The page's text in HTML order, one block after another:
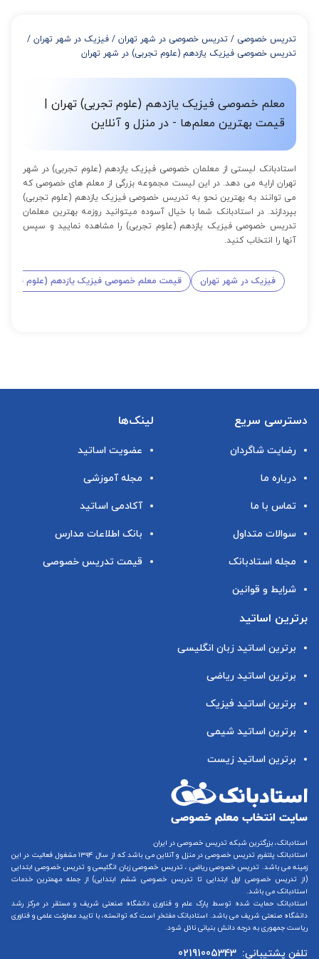
از 12 تا 15 جلسه: 7% تخفیف
از 16 تا 100 جلسه: 9% تخفیف
تدریس خصوصی / تدریس خصوصی در شهر تهران / فیزیک در شهر تهران /
تدریس خصوصی فیزیک یازدهم (علوم تجربی) در شهر تهران
معلم خصوصی فیزیک یازدهم (علوم تجربی) تهران |
قیمت بهترین معلم‌ها - در منزل و آنلاین
استادبانک لیستی از معلمان خصوصی فیزیک یازدهم (علوم تجربی) در شهر
تهران ارایه می دهد. در این لیست مجموعه بزرگی از معلم های خصوصی که
می توانند به بهترین نحو به تدریس خصوصی فیزیک یازدهم (علوم تجربی)
بپردازند. در استادبانک شما با خیال آسوده میتوانید روزمه بهترین معلمان
تدریس خصوصی فیزیک یازدهم (علوم تجربی) را مشاهده نمایید و سپس
آنها را انتخاب کنید.
فیزیک در شهر تهران قیمت معلم خصوصی فیزیک یازدهم (علوم
دسترسی سریع
رضایت شاگردان
درباره ما
تماس با ما
سوالات متداول
مجله استادبانک
شرایط و قوانین
لینک‌ها
عضویت اساتید
مجله آموزشی
آکادمی اساتید
بانک اطلاعات مدارس
قیمت تدریس خصوصی
برترین اساتید
برترین اساتید زبان انگلیسی
برترین اساتید ریاضی
برترین اساتید فیزیک
برترین اساتید شیمی
برترین اساتید زیست
استادبانک، بزرگترین شبکه تدریس خصوصی در ایران
استادبانک پلتفرم تدریس خصوصی در منزل و آنلاین
می باشد که از سال ۱۳۹۴ مشغول فعالیت در این
زمینه می باشد. تدریس خصوصی ریاضی ، تدریس خصوصی زبان انگلیسیو تدریس خصوصی ابتدایی
(از تدریس خصوصی اول ابتدایی تا تدریس خصوصی ششم ابتدایی) از جمله مهمترین خدمات
استادبانک می باشد.
استادبانک حمایت شده توسط پارک علم و فناوری دانشگاه صنعتی شریف و مستقر در مرکز رشد
دانشگاه صنعتی شریف می باشد. استادبانک مفتخر است که توانسته، با تایید معاونت علمی و فناوری
ریاست جمهوری به درجه دانش بنیانی نائل شود.
تلفن پشتیبانی: 02191005343